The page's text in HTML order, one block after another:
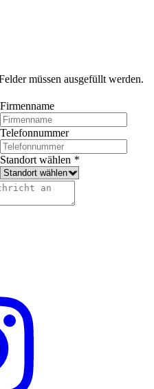
müssen ausgefüllt werden.
Firmenname
Telefonnummer
Standort wählen *